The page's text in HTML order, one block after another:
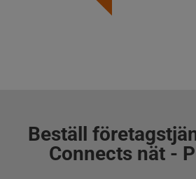
Beställ
Connects nät -